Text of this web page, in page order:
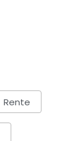
Rente